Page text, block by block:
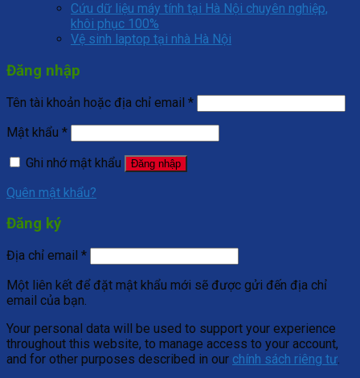
Cứu dữ liệu máy tính tại Hà Nội chuyên nghiệp,
khôi phục 100%
Vệ sinh laptop tại nhà Hà Nội
Đăng nhập
Tên tài khoản hoặc địa chỉ email *
Mật khẩu *
Ghi nhớ mật khẩu
Đăng nhập
Quên mật khẩu?
Đăng ký
Địa chỉ email *
Một liên kết để đặt mật khẩu mới sẽ được gửi đến địa chỉ
email của bạn.
Your personal data will be used to support your experience
throughout this website, to manage access to your account,
and for other purposes described in our chính sách riêng tư.